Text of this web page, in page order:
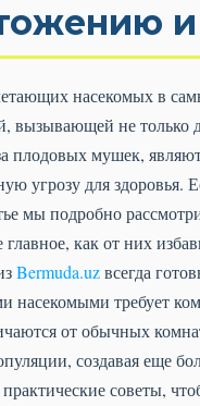
насекомых в
вызывающей не только
плодовых мушек,
угрозу для
мы подробно
как от них
Bermuda.uzвсегда
требует
от обычных
создавая еще
советы,